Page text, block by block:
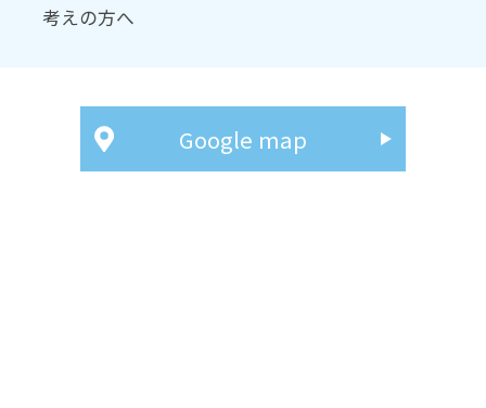
考えの方へ
Google map